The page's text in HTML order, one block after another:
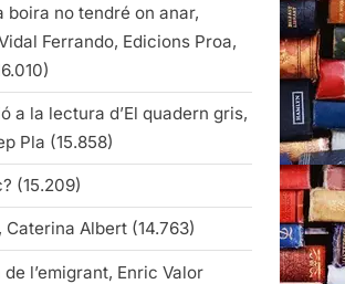
boira no tendré on anar,
Ferrando, Edicions Proa,
a la lectura d’El quadern gris,
Pla (15.858)
(15.209)
Caterina Albert (14.763)
de l’emigrant, Enric Valor